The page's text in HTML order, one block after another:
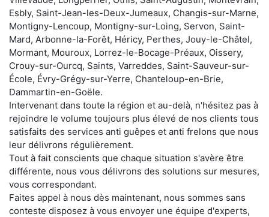
Esbly, Saint-Jean-les-Deux-Jumeaux, Changis-sur-Marne,
Montigny-Lencoup, Montigny-sur-Loing, Servon, Saint-
Mard, Arbonne-la-Forêt, Héricy, Perthes, Jouy-le-Châtel,
Mormant, Mouroux, Lorrez-le-Bocage-Préaux, Oissery,
Crouy-sur-Ourcq, Saints, Varreddes, Saint-Sauveur-sur-
École, Évry-Grégy-sur-Yerre, Chanteloup-en-Brie,
Dammartin-en-Goële.
Intervenant dans toute la région et au-delà, n'hésitez pas à
rejoindre le volume toujours plus élevé de nos clients tous
satisfaits des services anti guêpes et anti frelons que nous
leur délivrons régulièrement.
Tout à fait conscients que chaque situation s'avère être
différente, nous vous délivrons des solutions sur mesures,
vous correspondant.
Faites appel à nous dès maintenant, nous sommes sans
conteste disposez à vous envoyer une équipe d'experts,